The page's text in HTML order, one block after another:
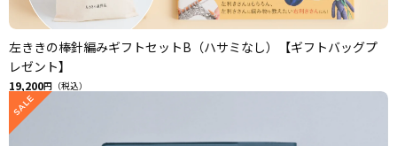
左ききの棒針編みギフトセットB（ハサミなし）【ギフトバッグプ
レゼント】
19,200円（税込）